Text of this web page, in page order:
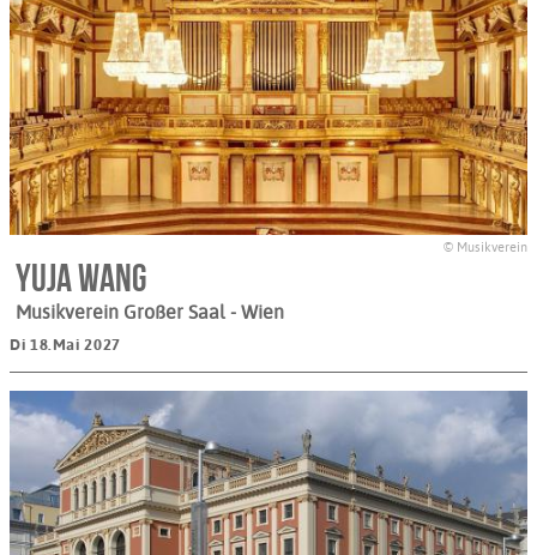
© Musikverein
Yuja Wang
Musikverein Großer Saal - Wien
Di 18.Mai 2027